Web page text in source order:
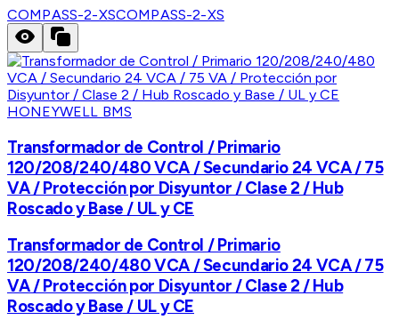
COMPASS-2-XSCOMPASS-2-XS
HONEYWELL BMS
Transformador de Control / Primario
120/208/240/480 VCA / Secundario 24 VCA / 75
VA / Protección por Disyuntor / Clase 2 / Hub
Roscado y Base / UL y CE
Transformador de Control / Primario
120/208/240/480 VCA / Secundario 24 VCA / 75
VA / Protección por Disyuntor / Clase 2 / Hub
Roscado y Base / UL y CE